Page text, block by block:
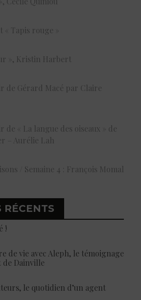
Tapis rouge »
», Kristin Harbert
de Gérard Macé par Claire
de « La langue des oiseaux » de
– Aurélie Lah
/ Semaine 4 : François Momal
RÉCENTS
!
de vie avec Aleph, le témoignage
Dainville
le quotidien d’un agent